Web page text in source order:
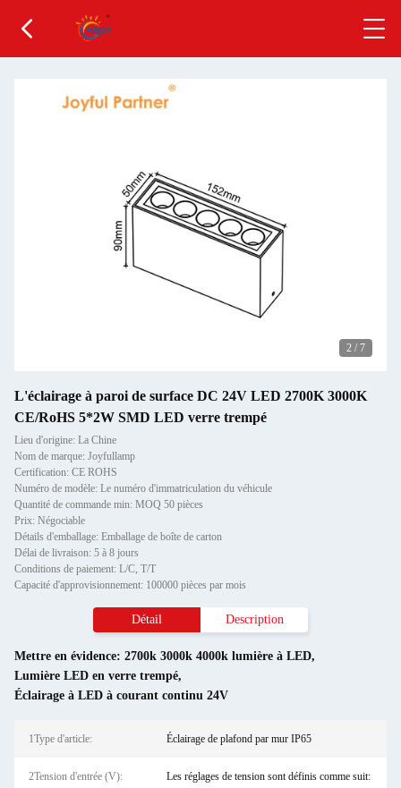
2 / 7
L'éclairage à paroi de surface DC 24V LED 2700K 3000K
CE/RoHS 5*2W SMD LED verre trempé
Lieu d'origine: La Chine
Nom de marque: Joyfullamp
Certification: CE ROHS
Numéro de modèle: Le numéro d'immatriculation du véhicule
Quantité de commande min: MOQ 50 pièces
Prix: Négociable
Détails d'emballage: Emballage de boîte de carton
Délai de livraison: 5 à 8 jours
Conditions de paiement: L/C, T/T
Capacité d'approvisionnement: 100000 pièces par mois
Détail Description
Mettre en évidence: 2700k 3000k 4000k lumière à LED,
Lumière LED en verre trempé,
Éclairage à LED à courant continu 24V
1Type d'article: Éclairage de plafond par mur IP65
2Tension d'entrée (V): Les réglages de tension sont définis comme suit: